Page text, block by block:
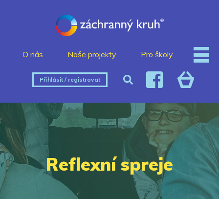
O nás Naše projekty Pro školy
Přihlásit / registrovat
Reflexní spreje